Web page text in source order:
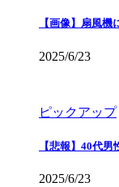
【画像】扇風
2025/6/23
ピックアップ
【悲報】40代
2025/6/23